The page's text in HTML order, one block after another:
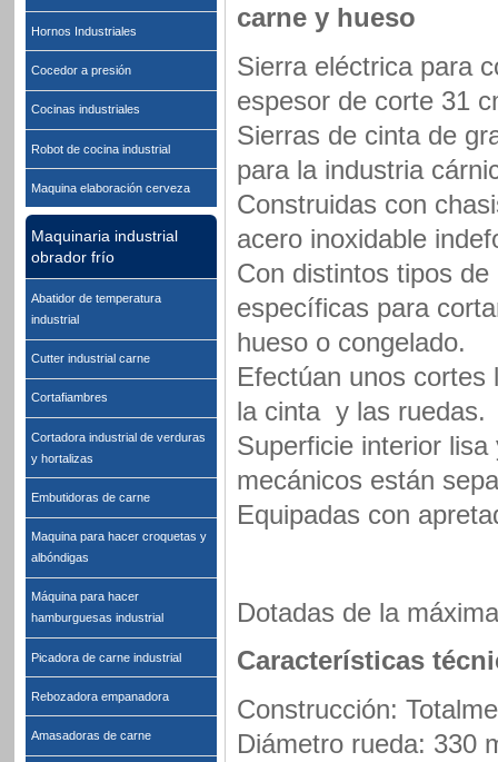
Hornos Industriales
Cocedor a presión
Cocinas industriales
Robot de cocina industrial
Maquina elaboración cerveza
Maquinaria industrial
obrador frío
Abatidor de temperatura
industrial
Cutter industrial carne
Cortafiambres
Cortadora industrial de verduras
y hortalizas
Embutidoras de carne
Maquina para hacer croquetas y
albóndigas
Máquina para hacer
hamburguesas industrial
Picadora de carne industrial
Rebozadora empanadora
Amasadoras de carne
carne y hueso
Sierra eléctrica para
espesor de corte 31
Sierras de cinta de
para la industria
Construidas con
acero inoxidable
Con distintos tipos
específicas para
hueso o congelado.
Efectúan unos cortes
la cinta y las ruedas.
Superficie interior
mecánicos están
Equipadas con
Dotadas de la
Características
Construcción:
Diámetro rueda: 330